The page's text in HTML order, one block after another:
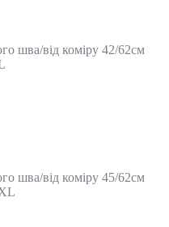
шва/від коміру 42/62см
шва/від коміру 45/62см